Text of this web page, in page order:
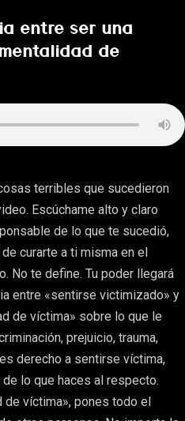
entre ser una
de
terribles que sucedieron
Escúchame alto y claro
de lo que te sucedió,
curarte a ti misma en el
No te define. Tu poder llegará
entre «sentirse victimizado» y
de víctima» sobre lo que le
prejuicio, trauma,
derecho a sentirse víctima,
lo que haces al respecto.
de víctima», pones todo el